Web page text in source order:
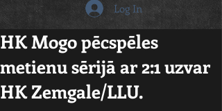
Log In
HK Mogo pēcspēles
metienu sērijā ar 2:1 uzvar
HK Zemgale/LLU.